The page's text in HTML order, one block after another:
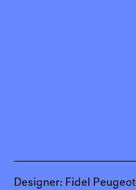
Designer: Fidel Peugeot